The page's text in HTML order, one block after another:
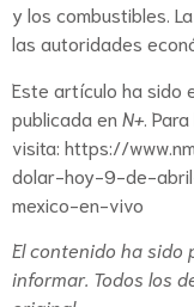
y los combustibles.
las autoridades
Este artículo ha sido
publicada en N+ .
visita: https://
dolar-hoy-9-de-
mexico-en-vivo
El contenido ha sido
informar. Todos los